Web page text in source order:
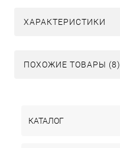
ХАРАКТЕРИСТИКИ
ПОХОЖИЕ ТОВАРЫ (8)
КАТАЛОГ